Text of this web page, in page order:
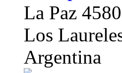
La Paz 4580
Los
Argentina